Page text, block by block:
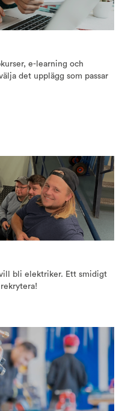
e-learning och
det upplägg som passar
bli elektriker. Ett smidigt